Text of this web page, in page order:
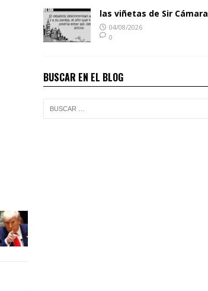
las viñetas de Sir Cámara
04/08/2026
0
BUSCAR EN EL BLOG